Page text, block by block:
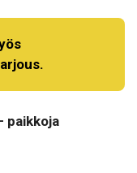
paikkoja